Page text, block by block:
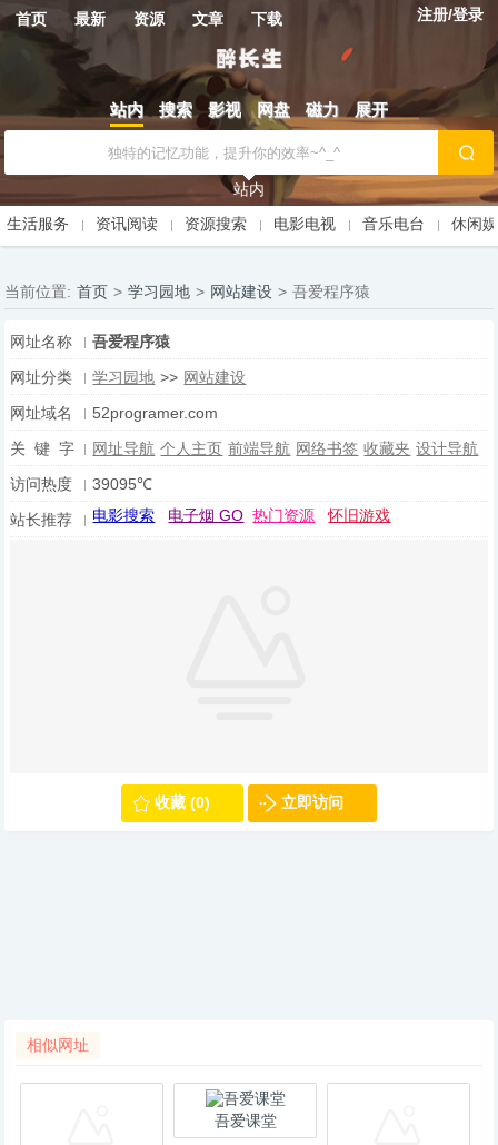
首页 最新 资源 文章 下载 注册/登录
站内 搜索 影视 网盘 磁力 展开
站内
生活服务
资讯阅读 资源搜索 电影电视 音乐电台 休闲
当前位置: 首页 > 学习园地 > 网站建设 > 吾爱程序猿
网址名称
吾爱程序猿
网址分类
学习园地 >> 网站建设
网址域名
52programer.com
关 键 字
网址导航 个人主页 前端导航 网络书签 收藏夹 设计导航
访问热度
39095℃
站长推荐
电影搜索 电子烟 GO 热门资源 怀旧游戏
收藏 (0) 立即访问
相似网址
吾爱课堂